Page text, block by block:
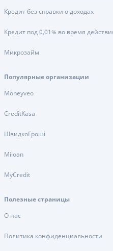
Кредит без справки о доходах
Кредит под 0,01% во время
Микрозайм
Популярные организации
Moneyveo
CreditKasa
ШвидкоГроші
Miloan
MyCredit
Полезные страницы
О нас
Политика конфиденциальности